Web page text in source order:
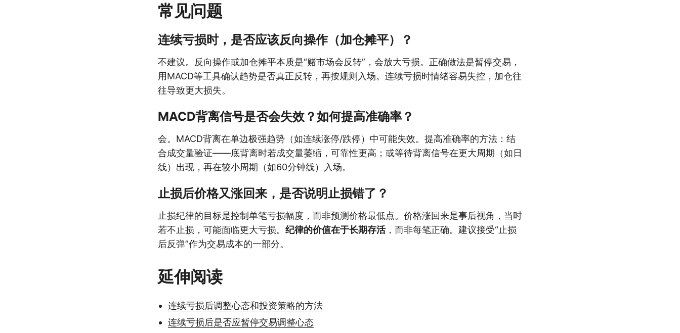
常见问题
连续亏损时，是否应该反向操作（加仓摊平）？
不建议。反向操作或加仓摊平本质是“赌市场会反转”，会放大亏损。正确做法是暂停交易，
用MACD等工具确认趋势是否真正反转，再按规则入场。连续亏损时情绪容易失控，加仓往
往导致更大损失。
MACD背离信号是否会失效？如何提高准确率？
会。MACD背离在单边极强趋势（如连续涨停/跌停）中可能失效。提高准确率的方法：结
合成交量验证——底背离时若成交量萎缩，可靠性更高；或等待背离信号在更大周期（如日
线）出现，再在较小周期（如60分钟线）入场。
止损后价格又涨回来，是否说明止损错了？
止损纪律的目标是控制单笔亏损幅度，而非预测价格最低点。价格涨回来是事后视角，当时
若不止损，可能面临更大亏损。 纪律的价值在于长期存活，而非每笔正确。建议接受“止损
后反弹”作为交易成本的一部分。
延伸阅读
连续亏损后调整心态和投资策略的方法
连续亏损后是否应暂停交易调整心态